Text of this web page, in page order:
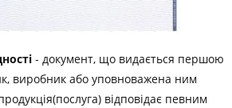
- документ, що видається першою
виробник або уповноважена ним
відповідає певним